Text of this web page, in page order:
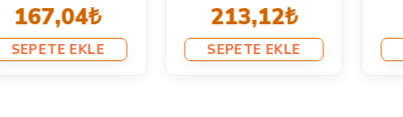
167,04₺
SEPETE EKLE
213,12₺
SEPETE EKLE